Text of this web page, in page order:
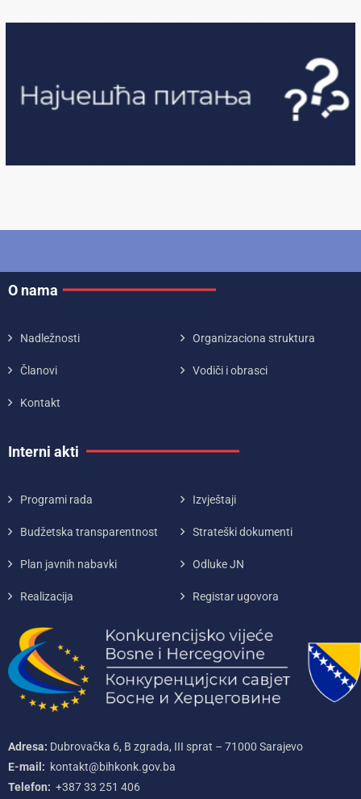
O nama
Nadležnosti Organizaciona struktura
Članovi Vodiči i obrasci
Kontakt
Interni akti
Programi rada Izvještaji
Budžetska transparentnost Strateški dokumenti
Plan javnih nabavki Odluke JN
Realizacija Registar ugovora
Adresa: Dubrovačka 6, B zgrada, III sprat – 71000‌ Sarajevo
E-mail: kontakt@bihkonk.gov.ba
Telefon: +387‌ 33‌ 251‌ 406